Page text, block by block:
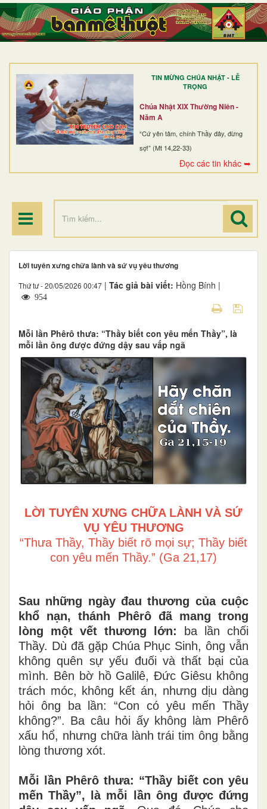
TIN MỪNG CHÚA NHẬT - LỄ
TRỌNG
Chúa Nhật XIX Thường Niên -
Năm A
“Cứ yên tâm, chính Thầy đây, đừng
sợ!” (Mt 14,22-33)
Đọc các tin khác ➥
TRANG NHẤT
GIỚI THIỆU
DÒNG TU
BAN MỤC VỤ
ĐOÀN THỂ CG
ĐIỂM HÀNH HƯƠNG
Lời tuyên xưng chữa lành và sứ vụ yêu thương
Thứ tư - 20/05/2026 00:47 | Tác giả bài viết: Hồng Bính |
954
Mỗi lần Phêrô thưa: “Thầy biết con yêu mến Thầy”, là
mỗi lần ông được đứng dậy sau vấp ngã
LỜI TUYÊN XƯNG CHỮA LÀNH VÀ SỨ
VỤ YÊU THƯƠNG
“Thưa Thầy, Thầy biết rõ mọi sự; Thầy biết
con yêu mến Thầy.” (Ga 21,17)
Sau những ngày đau thương của cuộc
khổ nạn, thánh Phêrô đã mang trong
lòng một vết thương lớn: ba lần chối
Thầy. Dù đã gặp Chúa Phục Sinh, ông vẫn
không quên sự yếu đuối và thất bại của
mình. Bên bờ hồ Galilê, Đức Giêsu không
trách móc, không kết án, nhưng dịu dàng
hỏi ông ba lần: “Con có yêu mến Thầy
không?”. Ba câu hỏi ấy không làm Phêrô
xấu hổ, nhưng chữa lành trái tim ông bằng
lòng thương xót.
Mỗi lần Phêrô thưa: “Thầy biết con yêu
mến Thầy”, là mỗi lần ông được đứng